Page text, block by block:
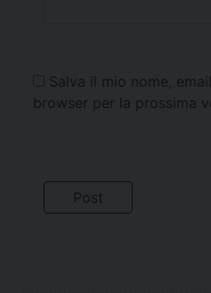
Salva il mio nome,
browser per la prossima